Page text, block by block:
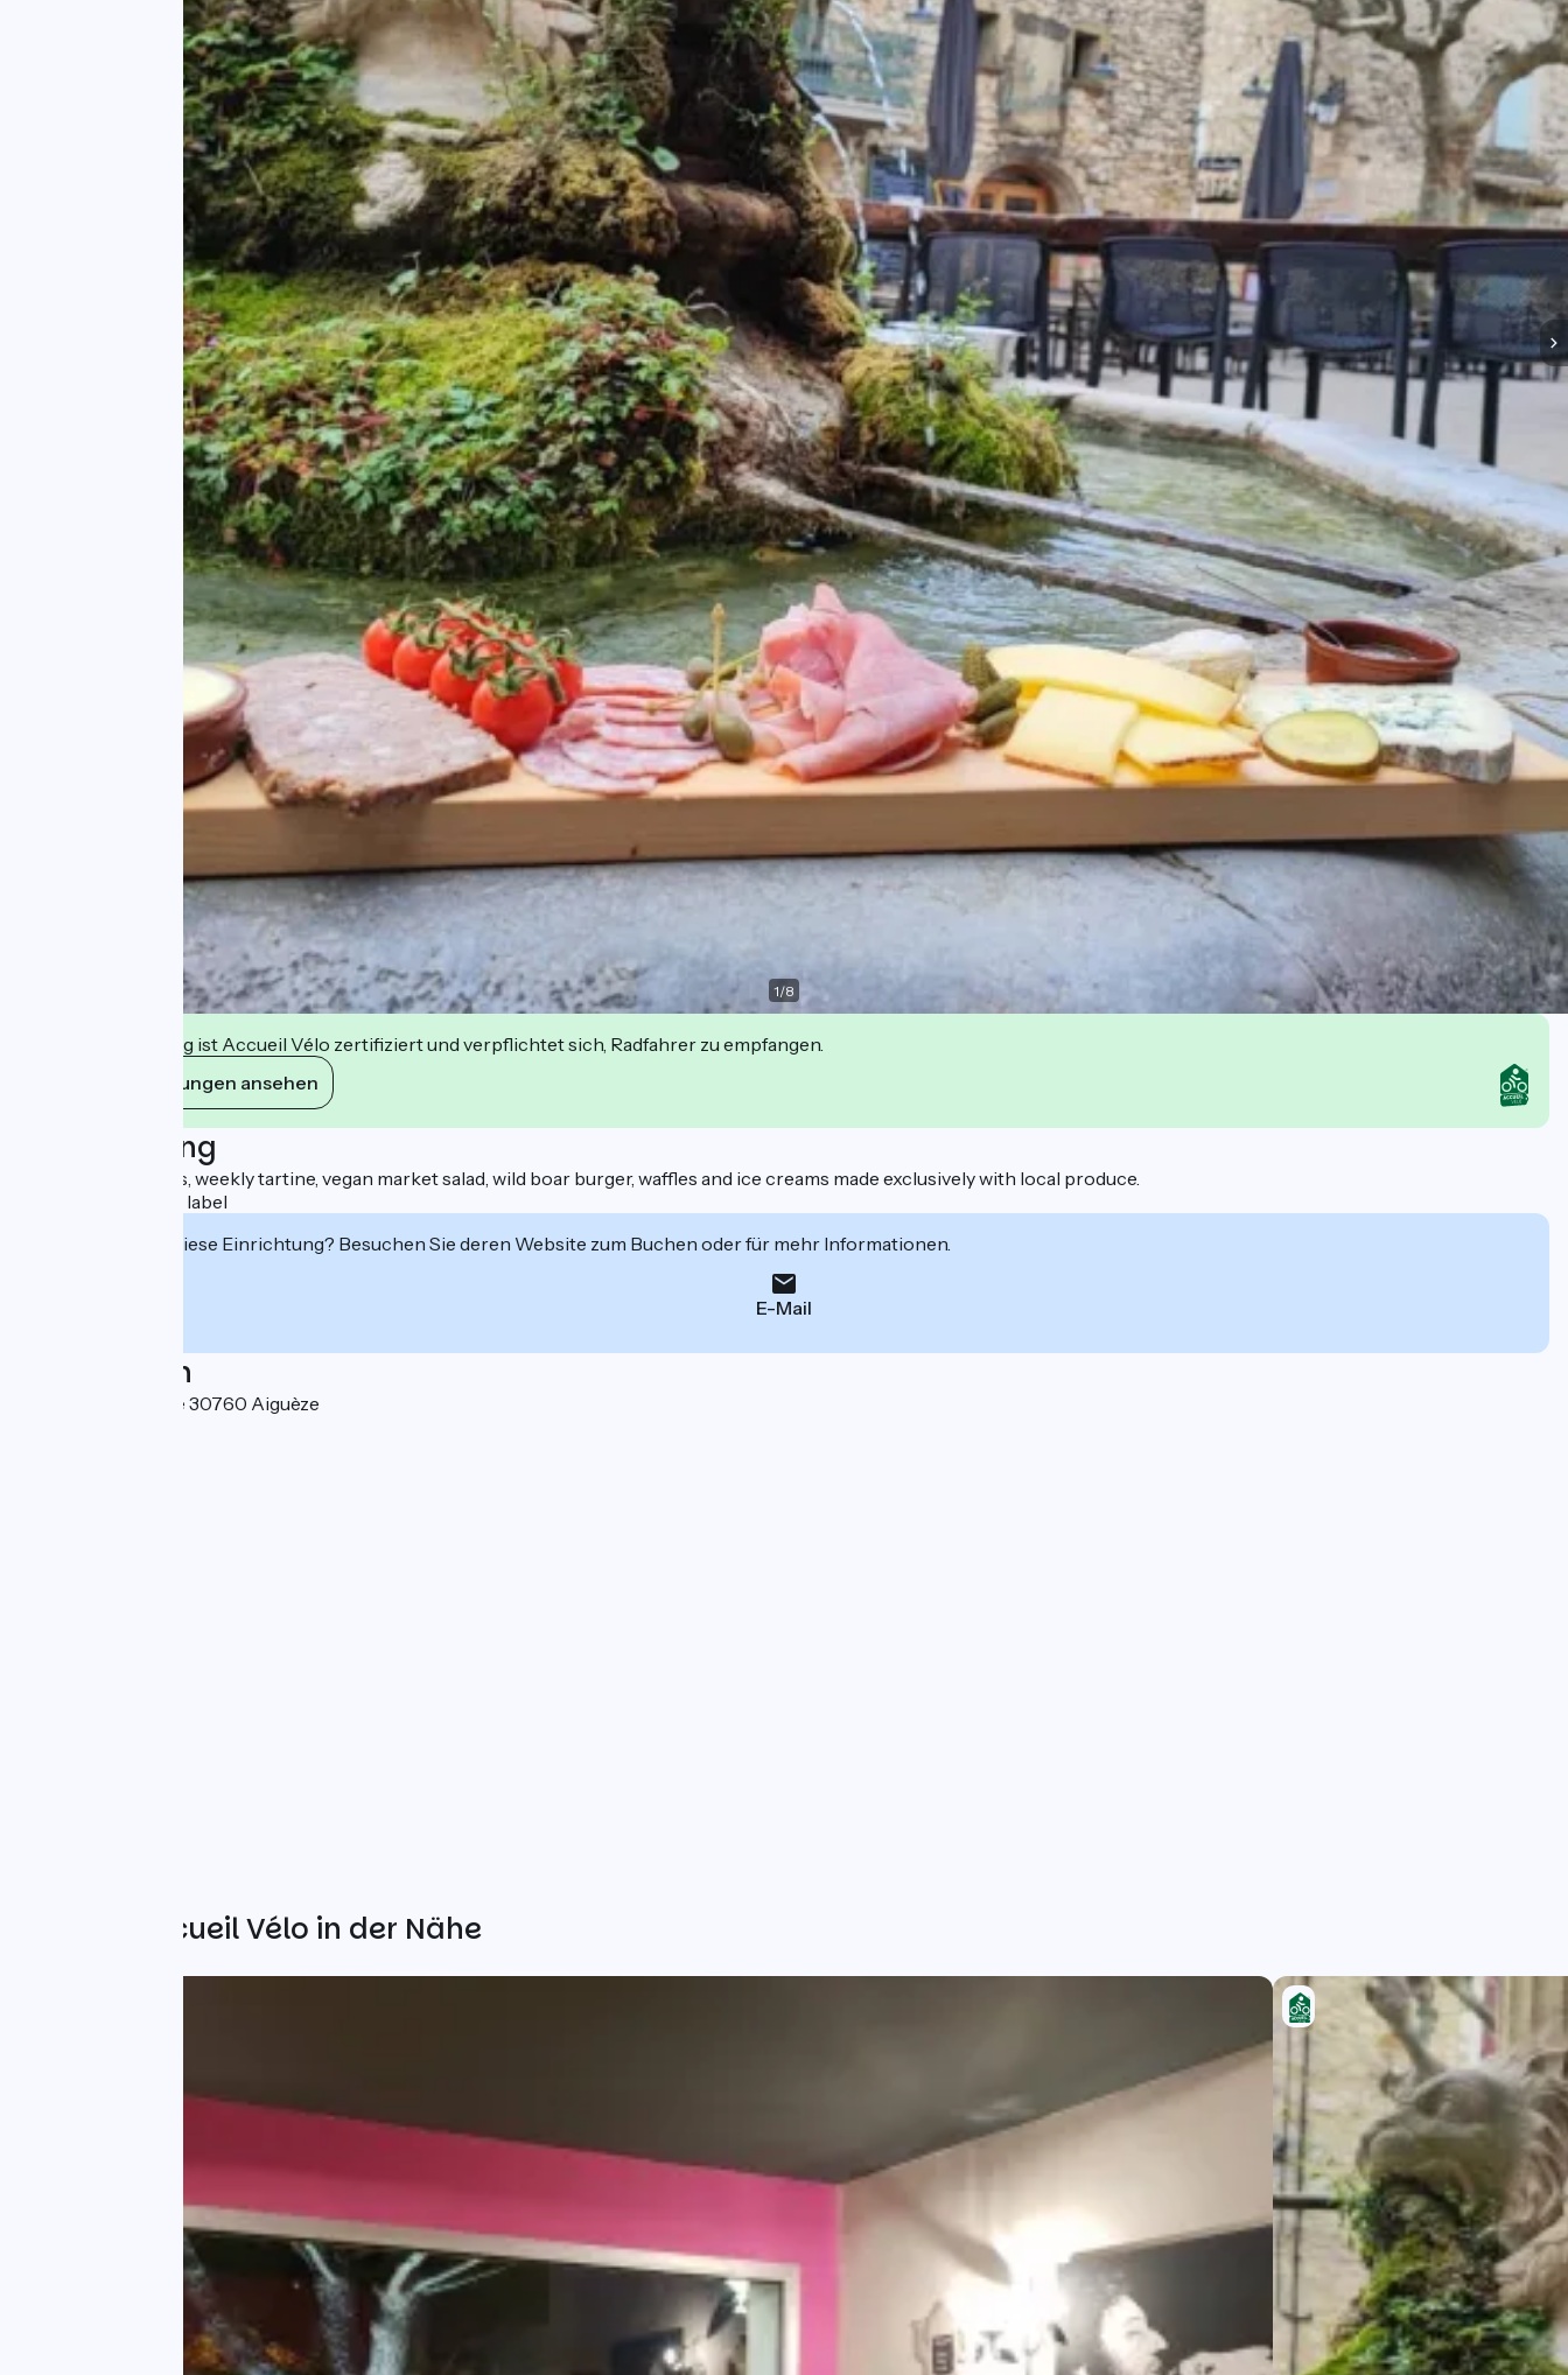
1/8
Diese Einrichtung ist Accueil Vélo zertifiziert und verpflichtet sich, Radfahrer zu empfangen.
Ihre Verpflichtungen ansehen
Beschreibung
Charcuterie boards, weekly tartine, vegan market salad, wild boar burger, waffles and ice creams made exclusively with local produce.
Taste the Ardèche" label
Interessiert Sie diese Einrichtung? Besuchen Sie deren Website zum Buchen oder für mehr Informationen.
E-Mail
Localisation
1 Rue de la Fontaine 30760 Aiguèze
Weitere Accueil Vélo in der Nähe